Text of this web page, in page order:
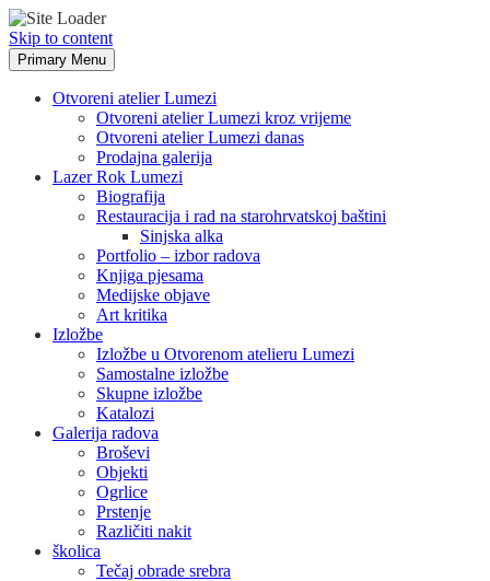
Skip to content
Primary Menu
Otvoreni atelier Lumezi
Otvoreni atelier Lumezi kroz vrijeme
Otvoreni atelier Lumezi danas
Prodajna galerija
Lazer Rok Lumezi
Biografija
Restauracija i rad na starohrvatskoj baštini
Sinjska alka
Portfolio – izbor radova
Knjiga pjesama
Medijske objave
Art kritika
Izložbe
Izložbe u Otvorenom atelieru Lumezi
Samostalne izložbe
Skupne izložbe
Katalozi
Galerija radova
Broševi
Objekti
Ogrlice
Prstenje
Različiti nakit
školica
Tečaj obrade srebra